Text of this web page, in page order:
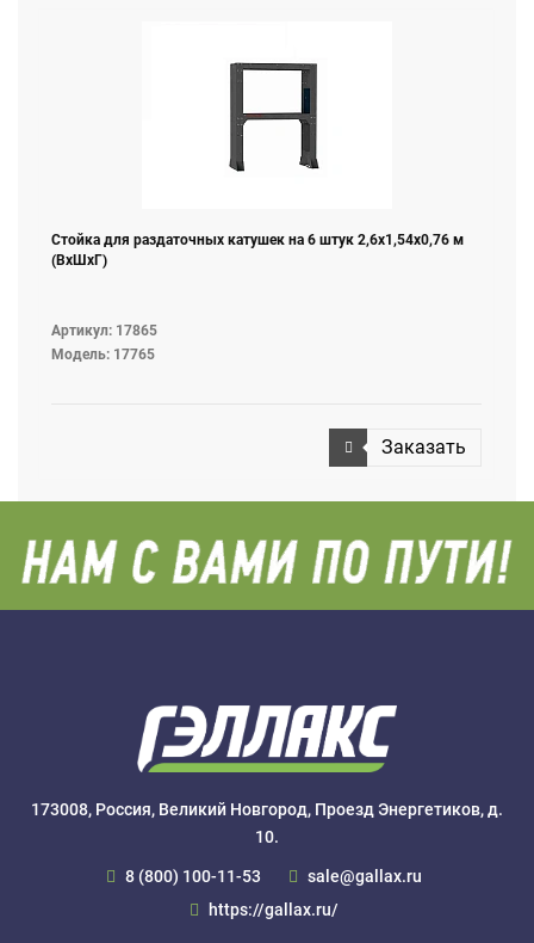
Стойка для раздаточных катушек на 6 штук 2,6х1,54х0,76 м
(ВхШхГ)
Артикул: 17865
Модель: 17765
Заказать
173008, Россия, Великий Новгород, Проезд Энергетиков, д.
10.
8 (800) 100-11-53
sale@gallax.ru
https://gallax.ru/